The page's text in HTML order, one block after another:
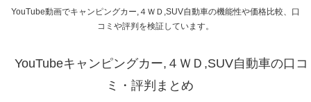
YouTube動画でキャンピングカー,４ＷＤ,SUV自動車の機能性や価格比較、口
コミや評判を検証しています。
YouTubeキャンピングカー,４ＷＤ,SUV自動車の口コ
ミ・評判まとめ